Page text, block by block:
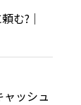
む?｜
ッシュ